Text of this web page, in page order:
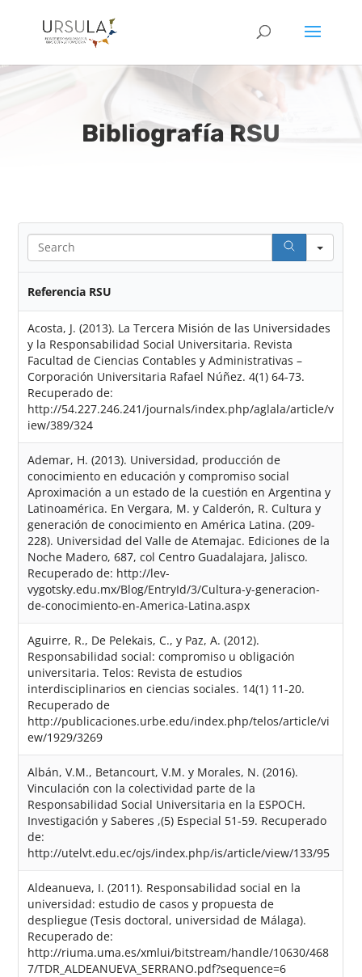
Bibliografía RSU
S
e
Referencia RSU
Acosta, J. (2013). La Tercera Misión de las Universidades
y la Responsabilidad Social Universitaria. Revista
Facultad de Ciencias Contables y Administrativas –
Corporación Universitaria Rafael Núñez. 4(1) 64-73.
Recuperado de:
http://54.227.246.241/journals/index.php/aglala/article/v
iew/389/324
Ademar, H. (2013). Universidad, producción de
conocimiento en educación y compromiso social
Aproximación a un estado de la cuestión en Argentina y
Latinoamérica. En Vergara, M. y Calderón, R. Cultura y
generación de conocimiento en América Latina. (209-
228). Universidad del Valle de Atemajac. Ediciones de la
Noche Madero, 687, col Centro Guadalajara, Jalisco.
Recuperado de: http://lev-
vygotsky.edu.mx/Blog/EntryId/3/Cultura-y-generacion-
de-conocimiento-en-America-Latina.aspx
Aguirre, R., De Pelekais, C., y Paz, A. (2012).
Responsabilidad social: compromiso u obligación
universitaria. Telos: Revista de estudios
interdisciplinarios en ciencias sociales. 14(1) 11-20.
Recuperado de
http://publicaciones.urbe.edu/index.php/telos/article/vi
ew/1929/3269
Albán, V.M., Betancourt, V.M. y Morales, N. (2016).
Vinculación con la colectividad parte de la
Responsabilidad Social Universitaria en la ESPOCH.
Investigación y Saberes ,(5) Especial 51-59. Recuperado
de:
http://utelvt.edu.ec/ojs/index.php/is/article/view/133/95
Aldeanueva, I. (2011). Responsabilidad social en la
universidad: estudio de casos y propuesta de
despliegue (Tesis doctoral, universidad de Málaga).
Recuperado de:
http://riuma.uma.es/xmlui/bitstream/handle/10630/468
7/TDR_ALDEANUEVA_SERRANO.pdf?sequence=6